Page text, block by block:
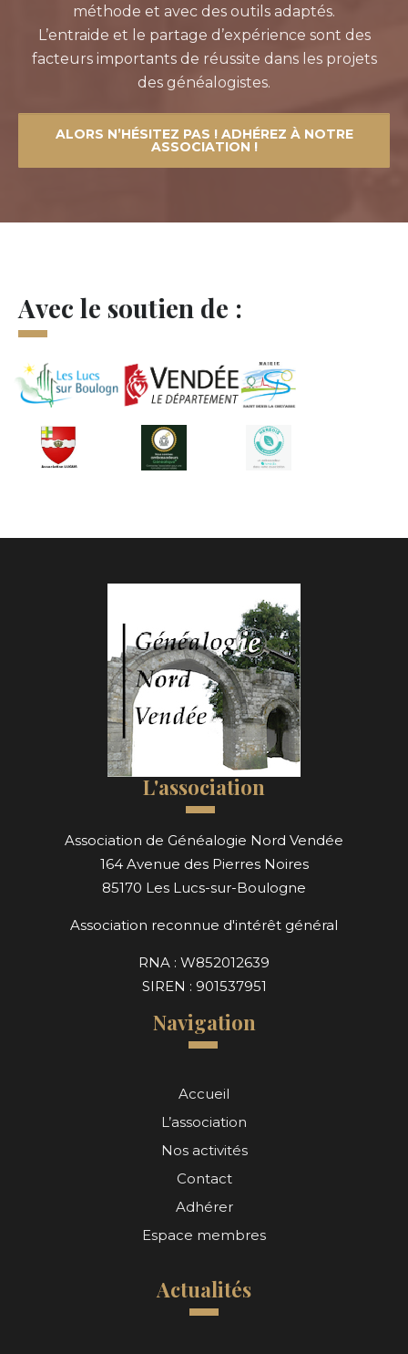
méthode et avec des outils adaptés.
L’entraide et le partage d’expérience sont des
facteurs importants de réussite dans les projets
des généalogistes.
ALORS N’HÉSITEZ PAS ! ADHÉREZ À NOTRE
ASSOCIATION !
Avec le soutien de :
L'association
Association de Généalogie Nord Vendée
164 Avenue des Pierres Noires
85170 Les Lucs-sur-Boulogne
Association reconnue d'intérêt général
RNA : W852012639
SIREN : 901537951
Navigation
Accueil
L’association
Nos activités
Contact
Adhérer
Espace membres
Actualités